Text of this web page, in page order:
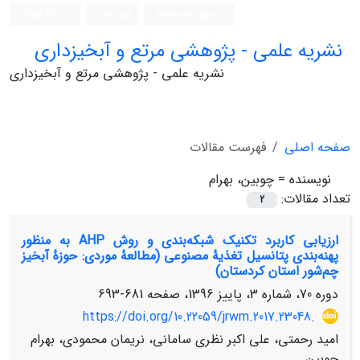
نشریه علمی - پژوهشی مرتع و آبخیزداری
نشریه علمی - پژوهشی مرتع و آبخیزداری
صفحه اصلی
فهرست مقالات
نویسنده = چوبین، بهرام
تعداد مقالات:
2
ارزیابی کاربرد تکنیک شبکه‌بندی و روش AHP به منظور
پهنه‌بندی پتانسیل تغذیۀ مصنوعی (مطالعۀ موردی: حوزۀ آبخیز
چم‌شور استان کردستان)
دوره 70، شماره 3، پاییز 1396، صفحه
681-693
https://doi.org/10.22059/jrwm.2017.23048.
امید رحمتی، علی اکبر نظری سامانی، نریمان محمودی، بهرام